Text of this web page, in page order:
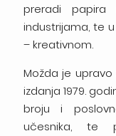
preradi papira
industrijama, te
– kreativnom.
Možda je
izdanja 1979.
broju i
učesnika, te